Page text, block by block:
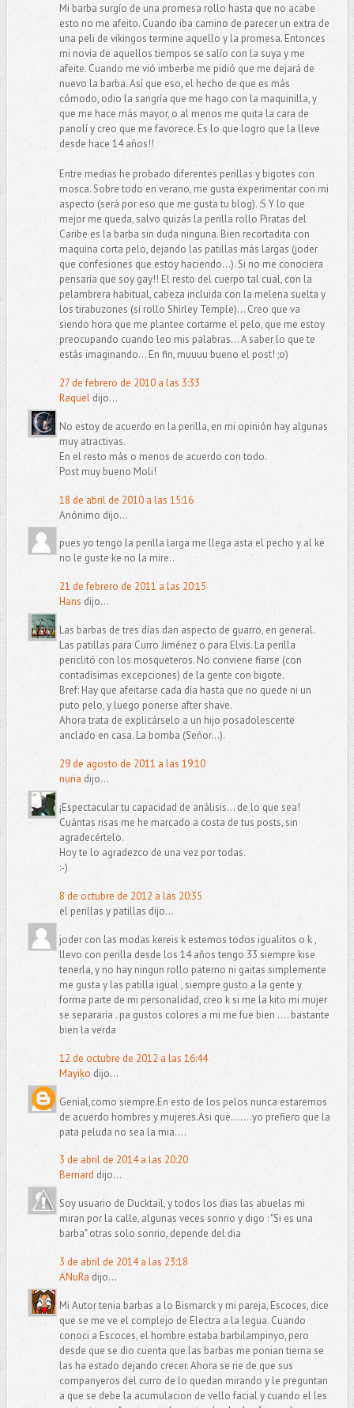
Mi barba surgío de una promesa rollo hasta que no acabe
esto no me afeito. Cuando iba camino de parecer un extra de
una peli de vikingos termine aquello y la promesa. Entonces
mi novia de aquellos tiempos se salío con la suya y me
afeite. Cuando me vió imberbe me pidió que me dejará de
nuevo la barba. Así que eso, el hecho de que es más
cómodo, odio la sangría que me hago con la maquinilla, y
que me hace más mayor, o al menos me quita la cara de
panolí y creo que me favorece. Es lo que logro que la lleve
desde hace 14 años!!
Entre medias he probado diferentes perillas y bigotes con
mosca. Sobre todo en verano, me gusta experimentar con mi
aspecto (será por eso que me gusta tu blog). :S Y lo que
mejor me queda, salvo quizás la perilla rollo Piratas del
Caribe es la barba sin duda ninguna. Bien recortadita con
maquina corta pelo, dejando las patillas más largas (joder
que confesiones que estoy haciendo...). Si no me conociera
pensaría que soy gay!! El resto del cuerpo tal cual, con la
pelambrera habitual, cabeza incluida con la melena suelta y
los tirabuzones (sí rollo Shirley Temple)... Creo que va
siendo hora que me plantee cortarme el pelo, que me estoy
preocupando cuando leo mis palabras... A saber lo que te
estás imaginando... En fin, muuuu bueno el post! ;o)
27 de febrero de 2010 a las 3:33
Raqueldijo...
No estoy de acuerdo en la perilla, en mi opinión hay algunas
muy atractivas.
En el resto más o menos de acuerdo con todo.
Post muy bueno Moli!
18 de abril de 2010 a las 15:16
Anónimo dijo...
pues yo tengo la perilla larga me llega asta el pecho y al ke
no le guste ke no la mire..
21 de febrero de 2011 a las 20:15
Hans dijo...
Las barbas de tres días dan aspecto de guarro, en general.
Las patillas para Curro Jiménez o para Elvis. La perilla
periclitó con los mosqueteros. No conviene fiarse (con
contadísimas excepciones) de la gente con bigote.
Bref: Hay que afeitarse cada día hasta que no quede ni un
puto pelo, y luego ponerse after shave.
Ahora trata de explicárselo a un hijo posadolescente
anclado en casa. La bomba (Señor...).
29 de agosto de 2011 a las 19:10
nuria dijo...
¡Espectacular tu capacidad de análisis... de lo que sea!
Cuántas risas me he marcado a costa de tus posts, sin
agradecértelo.
Hoy te lo agradezco de una vez por todas.
:-)
8 de octubre de 2012 a las 20:35
el perillas y patillas dijo...
joder con las modas kereis k estemos todos igualitos o k ,
llevo con perilla desde los 14 años tengo 33 siempre kise
tenerla, y no hay ningun rollo paterno ni gaitas simplemente
me gusta y las patilla igual , siempre gusto a la gente y
forma parte de mi personalidad, creo k si me la kito mi mujer
se separaria . pa gustos colores a mi me fue bien .... bastante
bien la verda
12 de octubre de 2012 a las 16:44
Mayiko dijo...
Genial,como siempre.En esto de los pelos nunca estaremos
de acuerdo hombres y mujeres.Asi que.......yo prefiero que la
pata peluda no sea la mia....
3 de abril de 2014 a las 20:20
Bernard dijo...
Soy usuario de Ducktail, y todos los dias las abuelas mi
miran por la calle, algunas veces sonrio y digo : "Si es una
barba" otras solo sonrio, depende del dia
3 de abril de 2014 a las 23:18
ANuRa dijo...
Mi Autor tenia barbas a lo Bismarck y mi pareja, Escoces, dice
que se me ve el complejo de Electra a la legua. Cuando
conoci a Escoces, el hombre estaba barbilampinyo, pero
desde que se dio cuenta que las barbas me ponian tierna se
las ha estado dejando crecer. Ahora se rie de que sus
companyeros del curro de lo quedan mirando y le preguntan
a que se debe la acumulacion de vello facial y cuando el les